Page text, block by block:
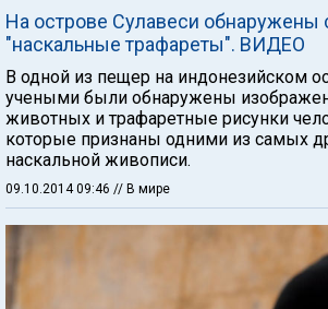
На острове Сулавеси
"наскальные трафареты". ВИДЕО
В одной из пещер на индонезийском
учеными были обнаружены
животных и трафаретные рисунки
которые признаны одними из самых
наскальной живописи.
09.10.2014 09:46 // В мире